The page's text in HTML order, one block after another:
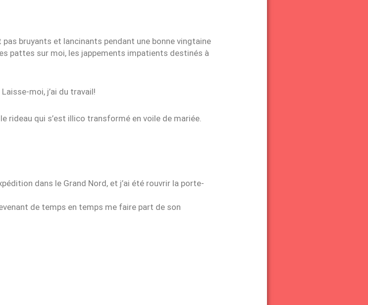
bruyants et lancinants pendant une bonne vingtaine
pattes sur moi, les jappements impatients destinés à
moi, j’ai du travail!
rideau qui s’est illico transformé en voile de mariée.
dans le Grand Nord, et j’ai été rouvrir la porte-
de temps en temps me faire part de son